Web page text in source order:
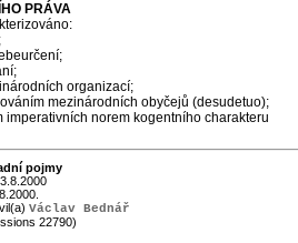
PRÁVA
organizací;
mezinárodních obyčejů (desudetuo);
imperativních norem kogentního charakteru
pojmy
Václav Bednář
22790)